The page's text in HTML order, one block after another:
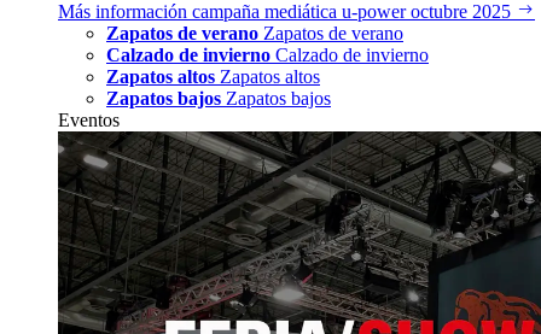
Más información campaña mediática u‑power octubre 2025
Zapatos de verano Zapatos de verano
Calzado de invierno Calzado de invierno
Zapatos altos Zapatos altos
Zapatos bajos Zapatos bajos
Eventos